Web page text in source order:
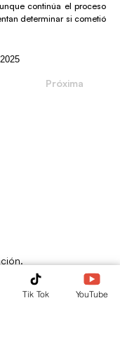
continúa el proceso
determinar si cometió
Próxima
Tik Tok YouTube